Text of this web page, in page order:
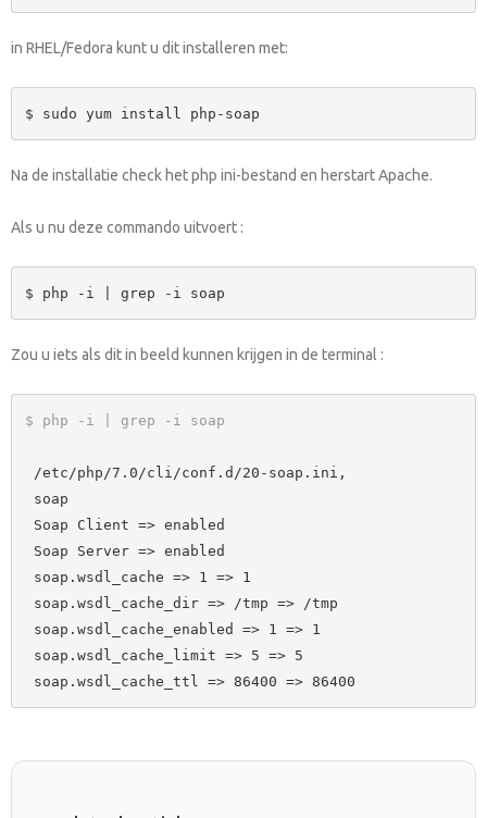
in RHEL/Fedora kunt u dit installeren met:
$ sudo yum install php-soap
Na de installatie check het php ini-bestand en herstart Apache.
Als u nu deze commando uitvoert :
$ php -i | grep -i soap
Zou u iets als dit in beeld kunnen krijgen in de terminal :
$ php -i | grep -i soap